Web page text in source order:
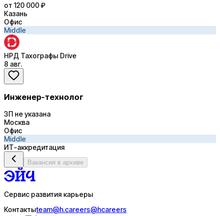
от 120 000 ₽
Казань
Офис
Middle
НРД Тахографы Drive
8 авг.
Инженер-технолог
ЗП не указана
Москва
Офис
Middle
ИТ-аккредитация
Вакансия в архиве
Сервис развития карьеры
Контактыteam@h.careers@hcareers